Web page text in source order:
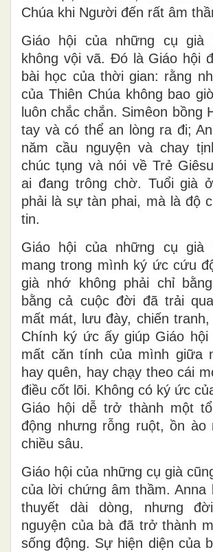
Chúa khi Người đến rất âm
Giáo hội của những cụ già
không vội vã. Đó là Giáo hội
bài học của thời gian: rằng
của Thiên Chúa không bao
luôn chắc chắn. Simêon bồng
tay và có thể an lòng ra đi;
năm cầu nguyện và chay
chúc tụng và nói về Trẻ
ai đang trông chờ. Tuổi già
phải là sự tàn phai, mà là độ
tin.
Giáo hội của những cụ già
mang trong mình ký ức cứu
già nhớ không phải chỉ
bằng cả cuộc đời đã trải
mất mát, lưu đày, chiến tranh,
Chính ký ức ấy giúp Giáo hội
mất căn tính của mình giữa
hay quên, hay chạy theo cái
điều cốt lõi. Không có ký ức
Giáo hội dễ trở thành một
động nhưng rỗng ruột, ồn ào
chiều sâu.
Giáo hội của những cụ già
của lời chứng âm thầm. Anna
thuyết dài dòng, nhưng
nguyện của bà đã trở thành
sống động. Sự hiện diện của